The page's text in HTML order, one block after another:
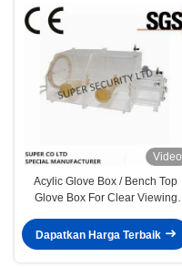
Video
Acylic Glove Box / Bench Top
Glove Box For Clear Viewing
Dapatkan Harga Terbaik